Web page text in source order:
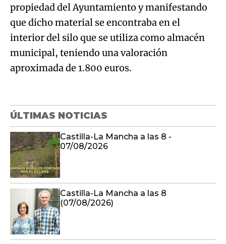
propiedad del Ayuntamiento y manifestando
que dicho material se encontraba en el
interior del silo que se utiliza como almacén
municipal, teniendo una valoración
aproximada de 1.800 euros.
ÚLTIMAS NOTICIAS
Castilla-La Mancha a las 8 -
07/08/2026
Castilla-La Mancha a las 8
(07/08/2026)